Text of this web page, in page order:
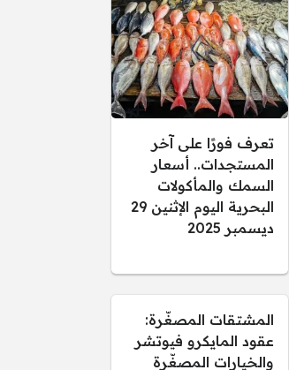
تعرف فورًا على آخر
المستجدات.. أسعار
السمك والمأكولات
البحرية اليوم الإثنين 29
ديسمبر 2025
المشتقات المصغّرة:
عقود المايكرو فيوتشر
والخيارات المصغّرة